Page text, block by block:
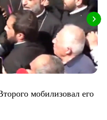
мобилизовал его